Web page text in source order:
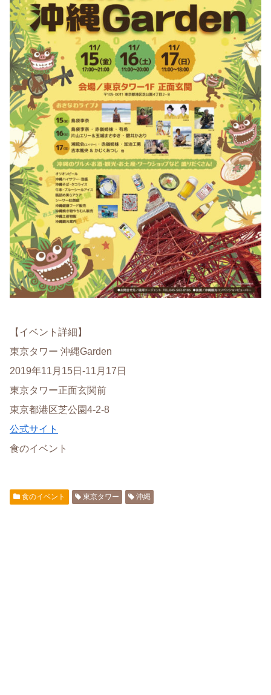
【イベント詳細】
東京タワー 沖縄Garden
2019年11月15日-11月17日
東京タワー正面玄関前
東京都港区芝公園4‐2‐8
公式サイト
食のイベント
食のイベント 東京タワー 沖縄